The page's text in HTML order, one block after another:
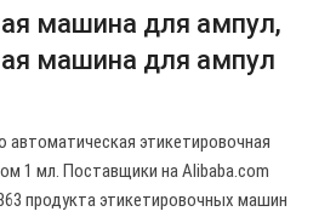
машина для ампул,
машина для ампул
автоматическая этикетировочная
1 мл. Поставщики на Alibaba.com
продукта этикетировочных машин